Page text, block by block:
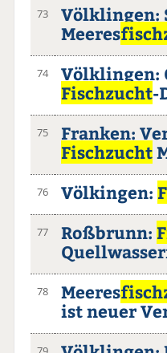
73
Völklingen:
Meeres
74
Völklingen:
Fischzucht-
75
Franken:
Fischzucht
76 Völkingen:
77 Roßbrunn:
78 Meeres
ist neuer